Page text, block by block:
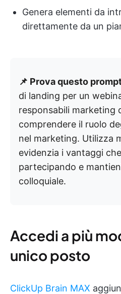
Genera elementi da
direttamente da un
📌 Prova questo
di landing per un
responsabili marketing
comprendere il ruolo
nel marketing. Utilizza
evidenzia i vantaggi
partecipando e
colloquiale.
Accedi a più
unico posto
ClickUp Brain MAX